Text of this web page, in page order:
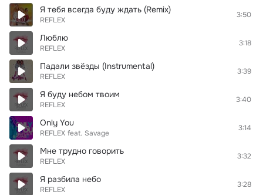
Я тебя всегда буду ждать (Remix)
REFLEX
3:50
Люблю
REFLEX
3:18
Падали звёзды (Instrumental)
REFLEX
3:39
Я буду небом твоим
REFLEX
3:40
Only You
REFLEX feat. Savage
3:14
Мне трудно говорить
REFLEX
3:32
Я разбила небо
REFLEX
3:28